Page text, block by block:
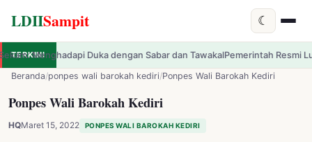
LDIISampit ☾
LDIISampit ✕
TERKINI
dengan Sabar dan TawakalPemerintah Resmi Luncurkan Tema HUT
Beranda/ponpes wali barokah kediri/Ponpes Wali Barokah Kediri
Ponpes Wali Barokah Kediri
HQMaret 15, 2022 PONPES WALI BAROKAH KEDIRI